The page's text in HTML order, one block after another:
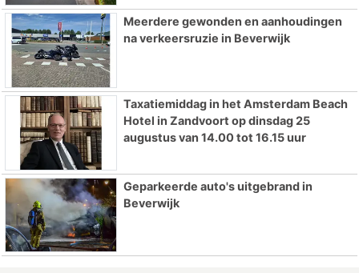
Meerdere gewonden en aanhoudingen
na verkeersruzie in Beverwijk
Taxatiemiddag in het Amsterdam Beach
Hotel in Zandvoort op dinsdag 25
augustus van 14.00 tot 16.15 uur
Geparkeerde auto's uitgebrand in
Beverwijk